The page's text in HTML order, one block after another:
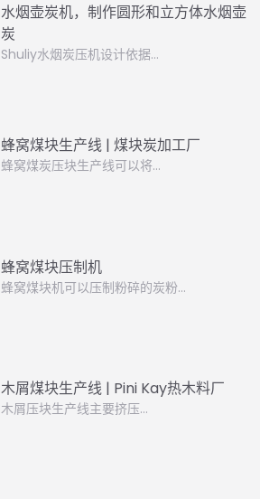
水烟壶炭机，制作圆形和立方体水烟壶
炭
Shuliy水烟炭压机设计依据…
蜂窝煤块生产线 | 煤块炭加工厂
蜂窝煤炭压块生产线可以将…
蜂窝煤块压制机
蜂窝煤块机可以压制粉碎的炭粉…
木屑煤块生产线 | Pini Kay热木料厂
木屑压块生产线主要挤压…